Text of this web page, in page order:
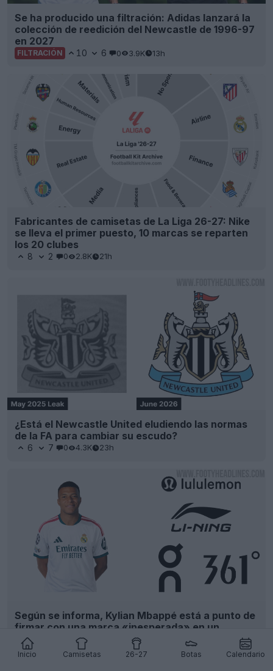
Inicio Camisetas 26-27 Botas Calendario
Se ha producido una filtración: Adidas lanzará la
colección de reedición del Newcastle de 1996-97
en 2027
FILTRACIÓN 10 6 0 3.9K 13h
Fabricantes de camisetas de La Liga 26-27: Nike
se lleva el primer puesto, 10 marcas se reparten
los 20 clubes
8 2 0 2.8K 21h
¿Está el Newcastle United eludiendo las normas
de la FA para cambiar su escudo?
6 7 0 4.3K 23h
Según se informa, Kylian Mbappé está a punto de
firmar con una marca «inesperada» en un
importante contrato de botas
7 0 11K 1d